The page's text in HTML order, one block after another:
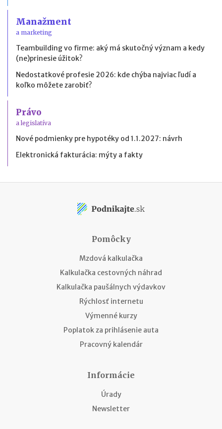
Manažment
a marketing
Teambuilding vo firme: aký má skutočný význam a kedy
(ne)prinesie úžitok?
Nedostatkové profesie 2026: kde chýba najviac ľudí a
koľko môžete zarobiť?
Právo
a legislatíva
Nové podmienky pre hypotéky od 1.1.2027: návrh
Elektronická fakturácia: mýty a fakty
Pomôcky
Mzdová kalkulačka
Kalkulačka cestovných náhrad
Kalkulačka paušálnych výdavkov
Rýchlosť internetu
Výmenné kurzy
Poplatok za prihlásenie auta
Pracovný kalendár
Informácie
Úrady
Newsletter